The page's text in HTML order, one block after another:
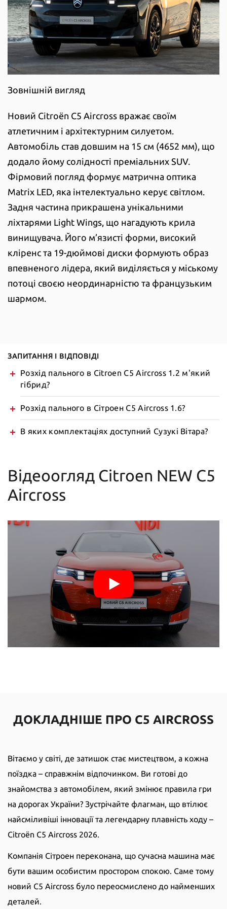
Зовнішній вигляд
Новий Citroën C5 Aircross вражає своїм
атлетичним і архітектурним силуетом.
Автомобіль став довшим на 15 см (4652 мм), що
додало йому солідності преміальних SUV.
Фірмовий погляд формує матрична оптика
Matrix LED, яка інтелектуально керує світлом.
Задня частина прикрашена унікальними
ліхтарями Light Wings, що нагадують крила
винищувача. Його м’язисті форми, високий
кліренс та 19-дюймові диски формують образ
впевненого лідера, який виділяється у міському
потоці своєю неординарністю та французьким
шармом.
ЗАПИТАННЯ І ВІДПОВІДІ
Розхід пального в Citroen C5 Aircross 1.2 м'який
гібрид?
Розхід пального в Сітроен C5 Aircross 1.6?
В яких комплектаціях доступний Сузукі Вітара?
Відеоогляд Citroen NEW C5
Aircross
ДОКЛАДНІШЕ ПРО C5 AIRCROSS
Вітаємо у світі, де затишок стає мистецтвом, а кожна
поїздка – справжнім відпочинком. Ви готові до
знайомства з автомобілем, який змінює правила гри
на дорогах України? Зустрічайте флагман, що втілює
найсміливіші інновації та легендарну плавність ходу –
Citroën C5 Aircross 2026.
Компанія Сітроен переконана, що сучасна машина має
бути вашим особистим простором спокою. Саме тому
новий C5 Aircross було переосмислено до найменших
деталей.